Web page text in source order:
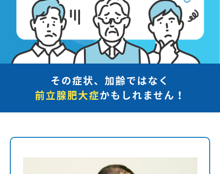
その症状、加齢ではなく
前立腺肥大症かもしれません！